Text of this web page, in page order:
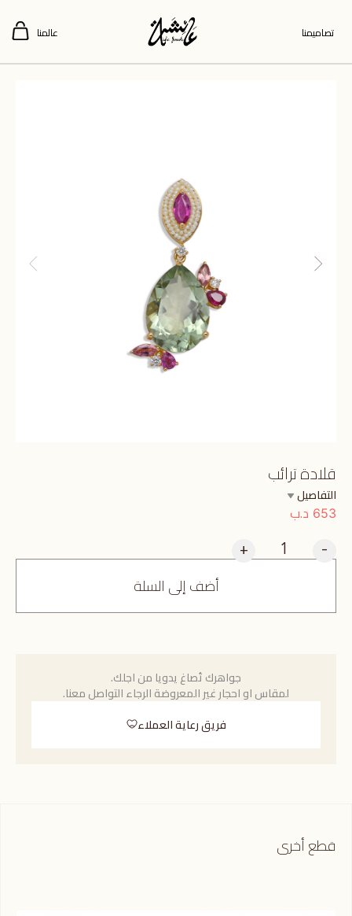
تصاميمنا عالمنا
قلادة ترائب
التفاصيل
653 د.ب
-
+
أضف إلى السلة
جواهرك تُصاغ يدويا من اجلك.
لمقاس او احجار غير المعروضة الرجاء التواصل معنا.
فريق رعاية العملاء
قطع أخرى